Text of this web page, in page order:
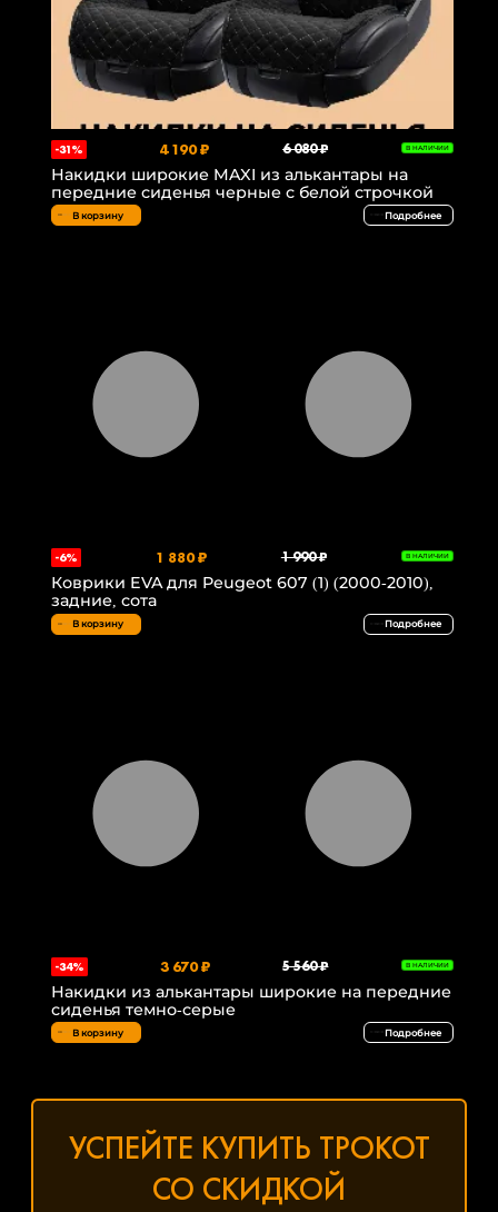
-31% 4 190 ₽ 6 080 ₽ В НАЛИЧИИ
Накидки широкие MAXI из алькантары на
передние сиденья черные с белой строчкой
В корзину Подробнее
-6% 1 880 ₽ 1 990 ₽ В НАЛИЧИИ
Коврики EVA для Peugeot 607 (1) (2000-2010),
задние, сота
В корзину Подробнее
-34% 3 670 ₽ 5 560 ₽ В НАЛИЧИИ
Накидки из алькантары широкие на передние
сиденья темно-серые
В корзину Подробнее
УСПЕЙТЕ КУПИТЬ ТРОКОТ
СО СКИДКОЙ